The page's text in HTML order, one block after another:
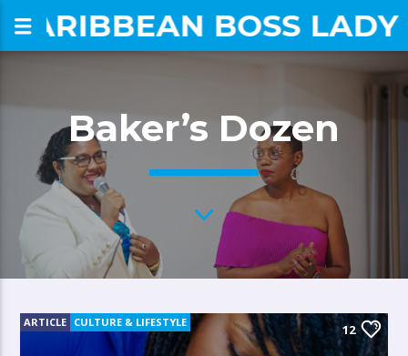
CARIBBEAN BOSS LADY
Baker’s Dozen
ARTICLE CULTURE & LIFESTYLE 12